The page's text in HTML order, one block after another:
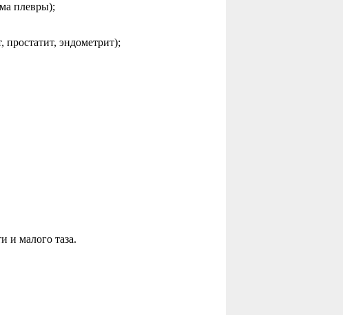
плевры);
эндометрит);
и малого таза.